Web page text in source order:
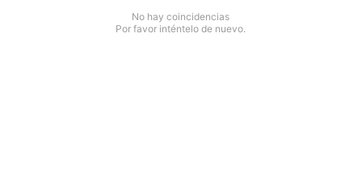
No hay coincidencias
Por favor inténtelo de nuevo.